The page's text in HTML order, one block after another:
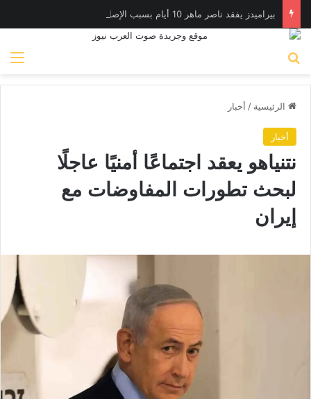
بيراميدز يفقد ناصر ماهر 10 أيام بسبب الإصابة
الرئيسية / أخبار
أخبار
نتنياهو يعقد اجتماعًا أمنيًا عاجلًا
لبحث تطورات المفاوضات مع
إيران